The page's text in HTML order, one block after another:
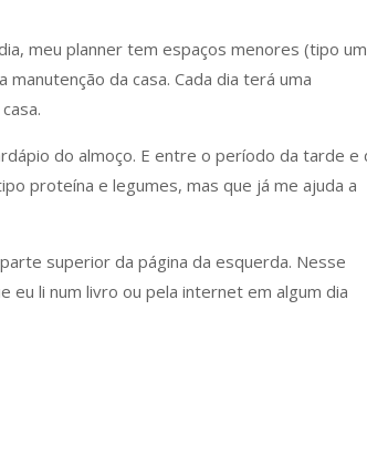
meu planner tem espaços menores (tipo
da casa. Cada dia terá uma
do almoço. E entre o período da tarde e
proteína e legumes, mas que já me ajuda a
superior da página da esquerda. Nesse
eu li num livro ou pela internet em algum dia